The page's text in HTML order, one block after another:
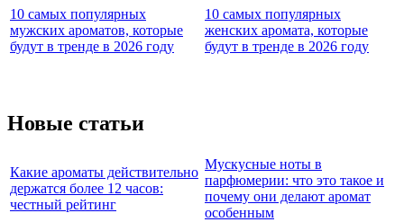
10 самых популярных
мужских ароматов, которые
будут в тренде в 2026 году
10 самых популярных
женских аромата, которые
будут в тренде в 2026 году
Новые статьи
Какие ароматы действительно
держатся более 12 часов:
честный рейтинг
Мускусные ноты в
парфюмерии: что это такое и
почему они делают аромат
особенным